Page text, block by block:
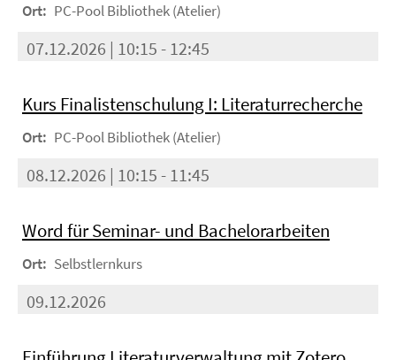
Ort: PC-Pool Bibliothek (Atelier)
07.12.2026 | 10:15 - 12:45
Kurs Finalistenschulung I: Literaturrecherche
Ort: PC-Pool Bibliothek (Atelier)
08.12.2026 | 10:15 - 11:45
Word für Seminar- und Bachelorarbeiten
Ort: Selbstlernkurs
09.12.2026